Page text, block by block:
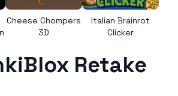
Cheese Chompers
3D
Italian Brainrot
Clicker
Retake